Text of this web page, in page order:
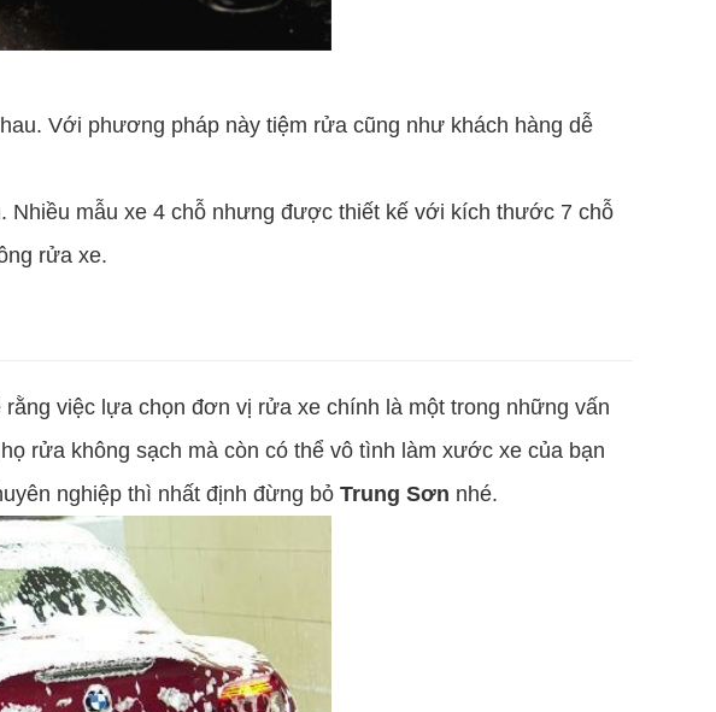
Với phương pháp này tiệm rửa cũng như khách hàng dễ
mẫu xe 4 chỗ nhưng được thiết kế với kích thước 7 chỗ
rửa xe.
việc lựa chọn đơn vị rửa xe chính là một trong những vấn
rửa không sạch mà còn có thể vô tình làm xước xe của bạn
nghiệp thì nhất định đừng bỏ Trung Sơn nhé.